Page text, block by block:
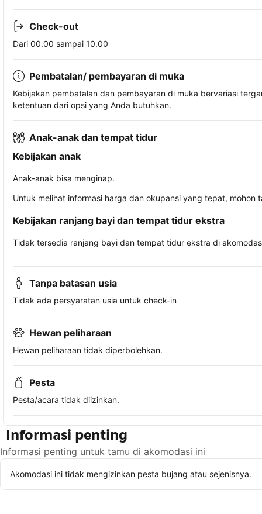
Check-out
Dari 00.00 sampai 10.00
Pembatalan/ pembayaran di muka
Kebijakan pembatalan dan pembayaran di muka bervariasi
ketentuan dari opsi yang Anda butuhkan.
Anak-anak dan tempat tidur
Kebijakan anak
Anak-anak bisa menginap.
Untuk melihat informasi harga dan okupansi yang tepat,
Kebijakan ranjang bayi dan tempat tidur ekstra
Tidak tersedia ranjang bayi dan tempat tidur ekstra di
Tanpa batasan usia
Tidak ada persyaratan usia untuk check-in
Hewan peliharaan
Hewan peliharaan tidak diperbolehkan.
Pesta
Pesta/acara tidak diizinkan.
Informasi penting
Informasi penting untuk tamu di akomodasi ini
Akomodasi ini tidak mengizinkan pesta bujang atau sejenisnya.